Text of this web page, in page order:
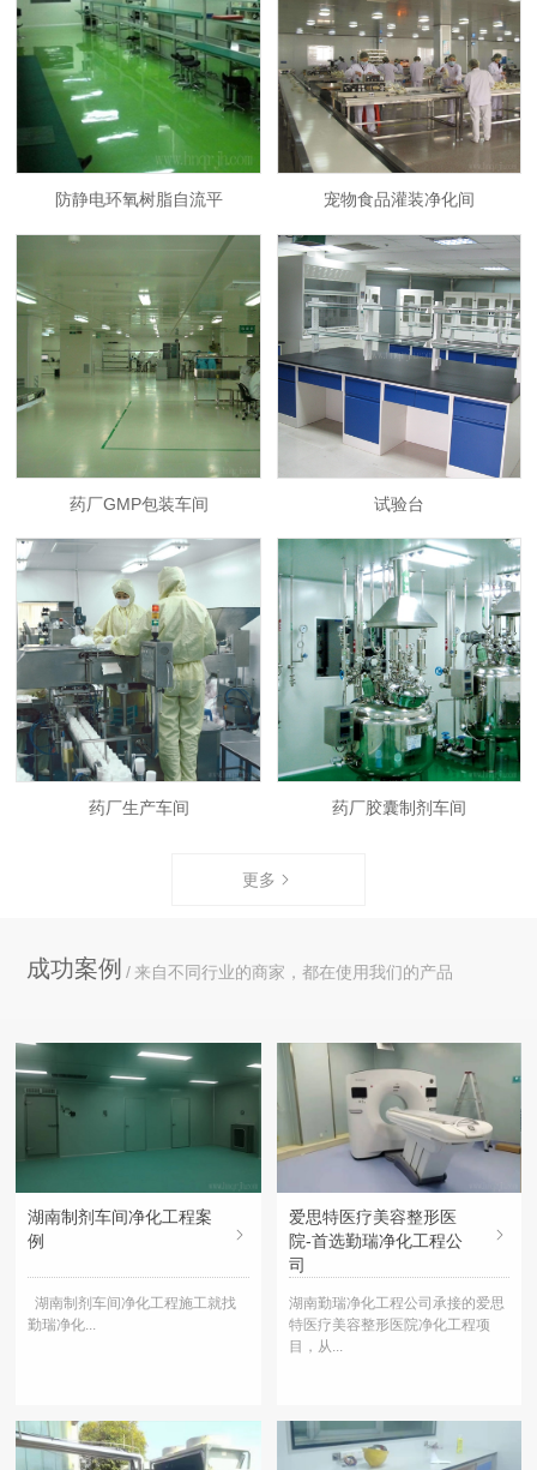
防静电环氧树脂自流平 宠物食品灌装净化间
药厂GMP包装车间 试验台
药厂生产车间 药厂胶囊制剂车间
更多
成功案例 来自不同行业的商家，都在使用我们的产品
湖南制剂车间净化工程案
例
湖南制剂车间净化工程施工就找
勤瑞净化...
爱思特医疗美容整形医
院-首选勤瑞净化工程公
司
湖南勤瑞净化工程公司承接的爱思
特医疗美容整形医院净化工程项
目，从...